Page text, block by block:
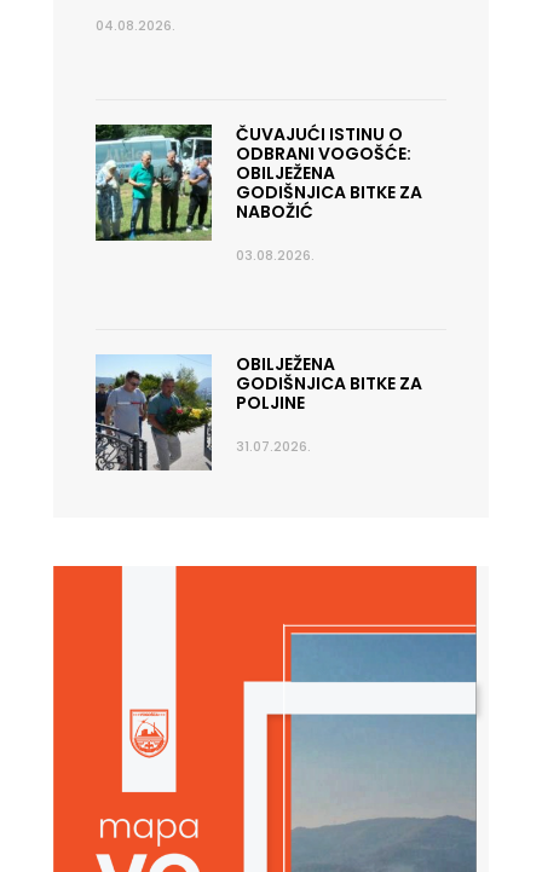
04.08.2026.
ČUVAJUĆI ISTINU O
ODBRANI VOGOŠĆE:
OBILJEŽENA
GODIŠNJICA BITKE ZA
NABOŽIĆ
03.08.2026.
OBILJEŽENA
GODIŠNJICA BITKE ZA
POLJINE
31.07.2026.